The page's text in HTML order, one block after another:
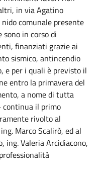
in via Agatino
comunale presente
in corso di
finanziati grazie ai
sismico, antincendio
e per i quali è previsto il
entro la primavera del
a nome di tutta
continua il primo
rivolto al
Marco Scalirò, ed al
ing. Valeria Arcidiacono,